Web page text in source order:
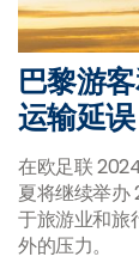
巴黎游
运输延误
在欧足联
夏将继续举办
于旅游业和旅
外的压力。